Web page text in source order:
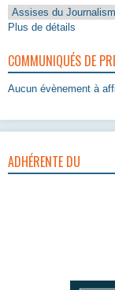
Assises du
Plus de détails
COMMUNIQUÉS DE
Aucun évènement à
ADHÉRENTE DU